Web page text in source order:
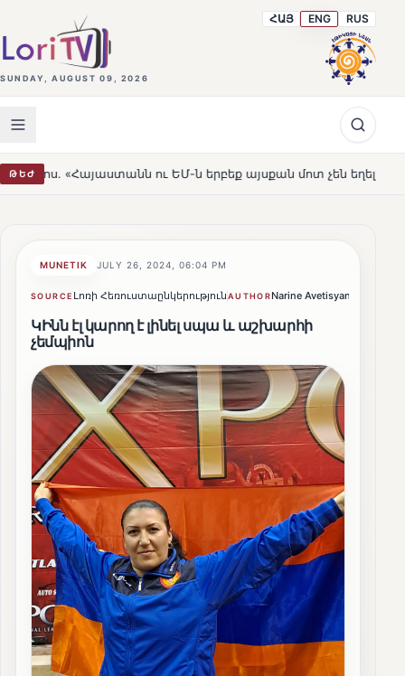
SUNDAY, AUGUST 09, 2026
ՀԱՅ ENG RUS
ԹԵԺու ԵՄ-ն երբեք այսքան մոտ չեն եղել» HOT
MUNETIK JULY 26, 2024, 06:04 PM
SOURCE Լոռի ՀեռուստաընկերությունAUTHORNarine Avetisyan
ԿԻնն էլ կարող է լինել սպա և աշխարհի
չեմպիոն